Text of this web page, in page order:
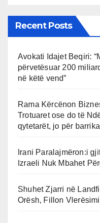
Recent Posts
Avokati Idajet Beqiri:
përvetësuar 200
në këtë vend”
Rama Kërcënon
Trotuaret ose do të
qytetarët, jo për
Irani Paralajmëron:i
Izraeli Nuk Mbahet
Shuhet Zjarri në
Orësh, Fillon